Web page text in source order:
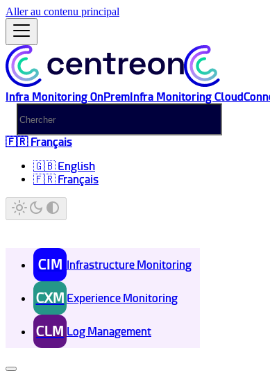
Aller au contenu principal
Infra Monitoring OnPremInfra Monitoring Cloud
🇫🇷 Français
🇬🇧 English
🇫🇷 Français
CIM Infrastructure Monitoring
CXM Experience Monitoring
CLM Log Management